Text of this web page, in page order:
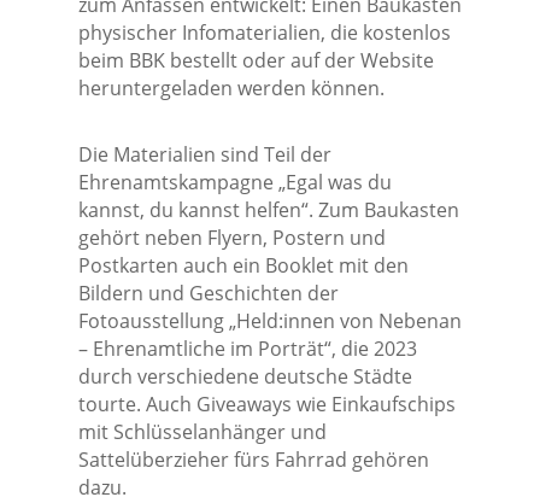
zum Anfassen entwickelt: Einen Baukasten
physischer Infomaterialien, die kostenlos
beim BBK bestellt oder auf der Website
heruntergeladen werden können.
Die Materialien sind Teil der
Ehrenamtskampagne „Egal was du
kannst, du kannst helfen“. Zum Baukasten
gehört neben Flyern, Postern und
Postkarten auch ein Booklet mit den
Bildern und Geschichten der
Fotoausstellung „Held:innen von Nebenan
– Ehrenamtliche im Porträt“, die 2023
durch verschiedene deutsche Städte
tourte. Auch Giveaways wie Einkaufschips
mit Schlüsselanhänger und
Sattelüberzieher fürs Fahrrad gehören
dazu.